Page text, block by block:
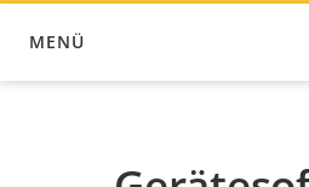
MENÜ
GERÄTESOFTWARE